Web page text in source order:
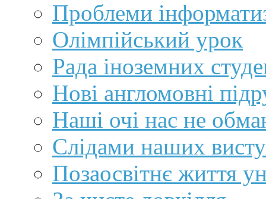
Проблеми
Олімпійський урок
Рада іноземних
Нові англомовні
Наші очі нас не
Слідами наших
Позаосвітнє життя